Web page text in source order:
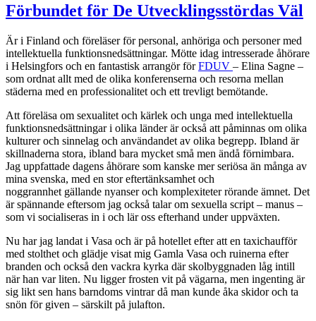
Förbundet för De Utvecklingsstördas Väl
Är i Finland och föreläser för personal, anhöriga och personer med
intellektuella funktionsnedsättningar. Mötte idag intresserade åhörare
i Helsingfors och en fantastisk arrangör förFDUV – Elina Sagne –
som ordnat allt med de olika konferenserna och resorna mellan
städerna med en professionalitet och ett trevligt bemötande.
Att föreläsa om sexualitet och kärlek och unga med intellektuella
funktionsnedsättningar i olika länder är också att påminnas om olika
kulturer och sinnelag och användandet av olika begrepp. Ibland är
skillnaderna stora, ibland bara mycket små men ändå förnimbara.
Jag uppfattade dagens åhörare som kanske mer seriösa än många av
mina svenska, med en stor eftertänksamhet och
noggrannhet gällande nyanser och komplexiteter rörande ämnet. Det
är spännande eftersom jag också talar om sexuella script – manus –
som vi socialiseras in i och lär oss efterhand under uppväxten.
Nu har jag landat i Vasa och är på hotellet efter att en taxichaufför
med stolthet och glädje visat mig Gamla Vasa och ruinerna efter
branden och också den vackra kyrka där skolbyggnaden låg intill
när han var liten. Nu ligger frosten vit på vägarna, men ingenting är
sig likt sen hans barndoms vintrar då man kunde åka skidor och ta
snön för given – särskilt på julafton.